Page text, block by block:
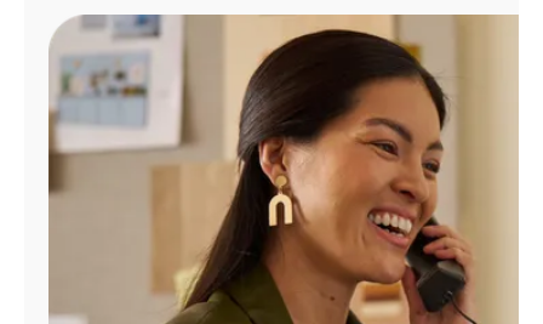
Administrar
cuenta
Encuentra
tienda